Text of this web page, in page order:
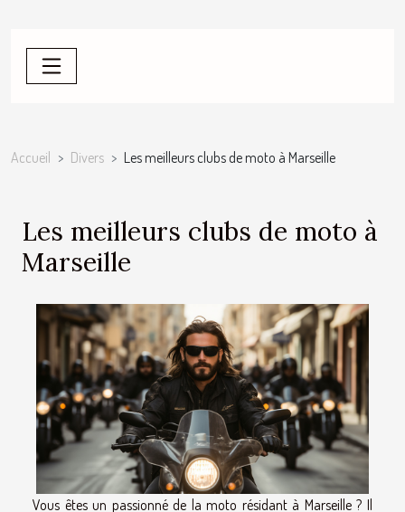
Accueil Divers Les meilleurs clubs de moto à Marseille
Les meilleurs clubs de moto à
Marseille
Vous êtes un passionné de la moto résidant à Marseille ? Il